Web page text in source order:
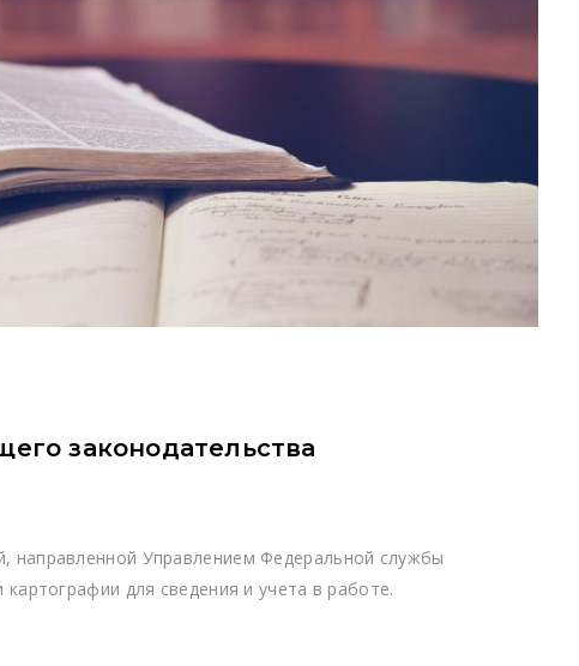
законодательства
направленной Управлением Федеральной службы
картографии для сведения и учета в работе.